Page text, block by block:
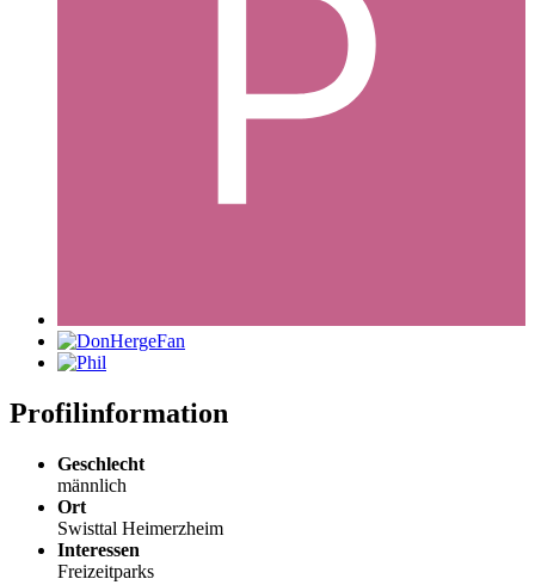
Profilinformation
Geschlecht
männlich
Ort
Swisttal Heimerzheim
Interessen
Freizeitparks